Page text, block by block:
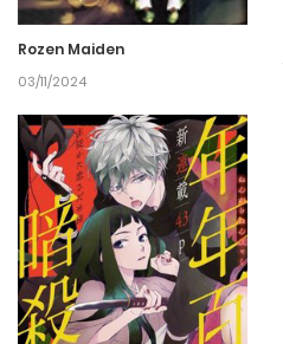
Rozen Maiden
03/11/2024